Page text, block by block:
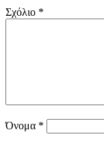
Σχόλιο *
Όνομα *